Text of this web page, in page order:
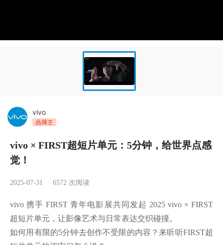
vivo
vivo × FIRST超短片单元：5分钟，给世界点感
觉！
2025-07-31 6572 次阅读
vivo 携手 FIRST 青年电影展共同发起 2025 vivo × FIRST
超短片单元，让影像艺术与日常表达交织碰撞。
如何用有限的5分钟去创作不受限的内容？来听听FIRST超